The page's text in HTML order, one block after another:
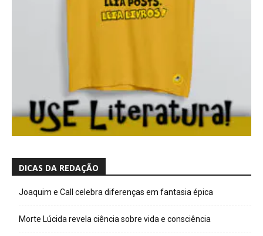
DICAS DA REDAÇÃO
Joaquim e Call celebra diferenças em fantasia épica
Morte Lúcida revela ciência sobre vida e consciência